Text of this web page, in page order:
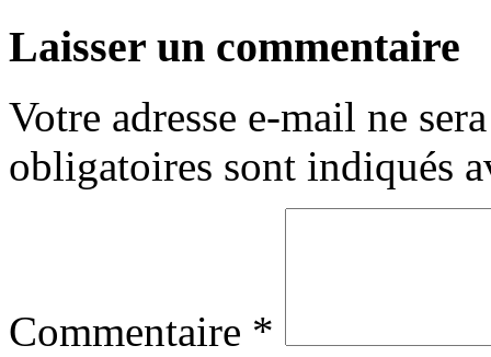
Laisser un commentaire
Votre adresse e-mail ne
obligatoires sont indiqués
Commentaire *